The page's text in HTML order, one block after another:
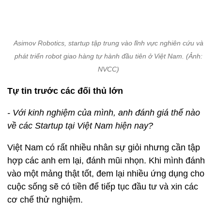
Asimov Robotics, startup tập trung vào lĩnh vực nghiên cứu và
phát triển robot giao hàng tự hành đầu tiên ở Việt Nam. (Ảnh:
NVCC)
Tự tin trước các đối thủ lớn
- Với kinh nghiệm của mình, anh đánh giá thế nào
về các Startup tại Việt Nam hiện nay?
Việt Nam có rất nhiều nhân sự giỏi nhưng cần tập
hợp các anh em lại, đánh mũi nhọn. Khi mình đánh
vào một mảng thật tốt, đem lại nhiều ứng dụng cho
cuộc sống sẽ có tiền để tiếp tục đầu tư và xin các
cơ chế thử nghiệm.